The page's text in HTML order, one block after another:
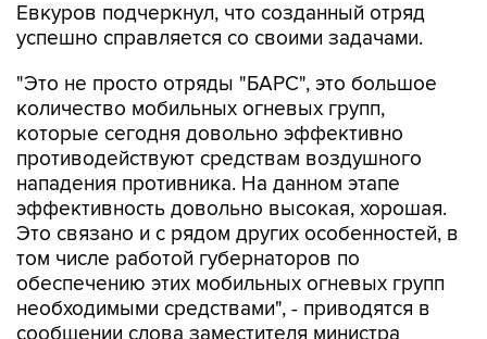
Евкуров подчеркнул, что созданный отряд
успешно справляется со своими задачами.
"Это не просто отряды "БАРС", это большое
количество мобильных огневых групп,
которые сегодня довольно эффективно
противодействуют средствам воздушного
нападения противника. На данном этапе
эффективность довольно высокая, хорошая.
Это связано и с рядом других особенностей, в
том числе работой губернаторов по
обеспечению этих мобильных огневых групп
необходимыми средствами", - приводятся в